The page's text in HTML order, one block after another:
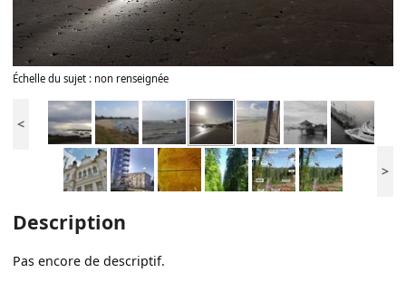
Échelle du sujet : non renseignée
<
>
Description
Pas encore de descriptif.